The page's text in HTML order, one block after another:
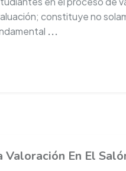
constituye no
...
que enriquece las